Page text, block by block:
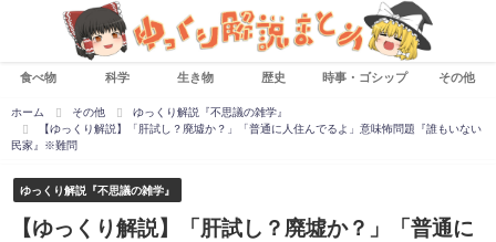
食べ物 科学 生き物 歴史 時事・ゴシップ その他
ホーム その他
ゆっくり解説『不思議の雑学』
【ゆっくり解説】「肝試し？廃墟か？」「普通に人住んでるよ」意味怖問題『誰もいない
民家』※難問
ゆっくり解説『不思議の雑学』
【ゆっくり解説】「肝試し？廃墟か？」「普通に